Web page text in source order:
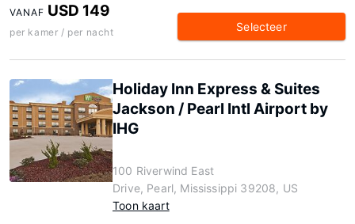
VANAF USD 149
per kamer / per nacht Selecteer
Holiday Inn Express & Suites
Jackson / Pearl Intl Airport by
IHG
100 Riverwind East
Drive, Pearl, Mississippi 39208, US
Toon kaart